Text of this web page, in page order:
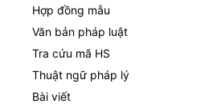
Hợp đồng mẫu
Văn bản pháp luật
Tra cứu mã HS
Thuật ngữ pháp lý
Bài viết